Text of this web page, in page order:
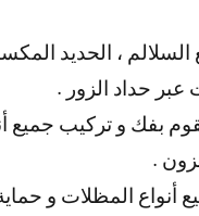
السلالم ، الحديد
حداد الزور .
بفك و تركيب جميع
.
المظلات و